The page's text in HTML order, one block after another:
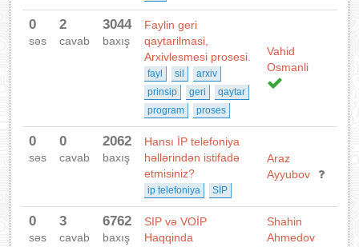
0
səs
2
cavab
3044
baxış
Faylin geri
qaytarilmasi,
Arxivlesmesi prosesi.
fayl sil
arxiv
prinsip
geri
qaytar
program
proses
Vahid
Osmanli
0
səs
0
cavab
2062
baxış
Hansı İP telefoniya
həllərindən istifadə
etmisiniz?
ip telefoniya SİP
Araz
Ayyubov
0
səs
3
cavab
6762
baxış
SIP və VOİP
Haqqinda
Shahin
Ahmedov